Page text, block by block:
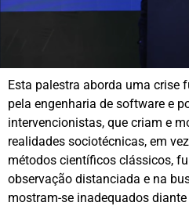
Esta palestra aborda uma crise
pela engenharia de software e
intervencionistas, que criam e
realidades sociotécnicas, em
métodos científicos clássicos,
observação distanciada e na
mostram-se inadequados